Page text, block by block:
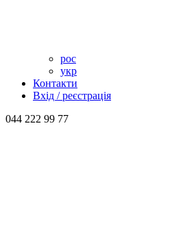
рос
укр
Контакти
Вхід / реєстрація
044 222 99 77